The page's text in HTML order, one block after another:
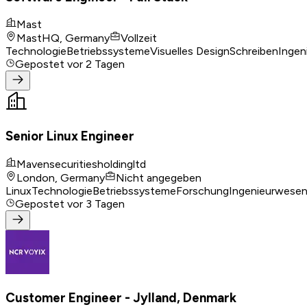
Mast
MastHQ, Germany
Vollzeit
TechnologieBetriebssystemeVisuelles DesignSchreiben
Gepostet vor 2 Tagen
Senior Linux Engineer
Mavensecuritiesholdingltd
London, Germany
Nicht angegeben
LinuxTechnologieBetriebssystemeForschungIngenieurwesen
Gepostet vor 3 Tagen
Customer Engineer - Jylland, Denmark